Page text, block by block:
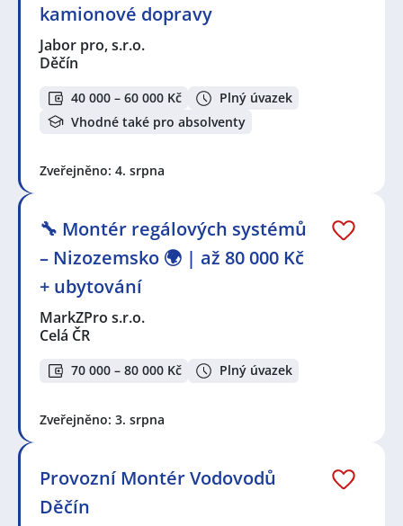
kamionové dopravy
Jabor pro, s.r.o.
Děčín
40 000 – 60 000 Kč
Plný úvazek
Vhodné také pro absolventy
Zveřejněno: 4. srpna
🔧 Montér regálových systémů
– Nizozemsko 🌍 | až 80 000 Kč
+ ubytování
MarkZPro s.r.o.
Celá ČR
70 000 – 80 000 Kč Plný úvazek
Zveřejněno: 3. srpna
Provozní Montér Vodovodů
Děčín